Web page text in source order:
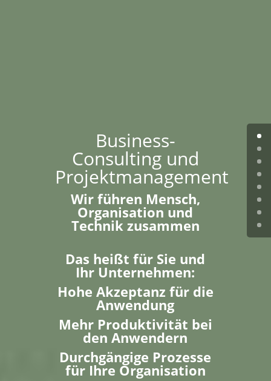
Business-
Consulting und
Projektmanagement
Wir führen Mensch,
Organisation und
Technik zusammen
Das heißt für Sie und
Ihr Unternehmen:
Hohe Akzeptanz für die
Anwendung
Mehr Produktivität bei
den Anwendern
Durchgängige Prozesse
für Ihre Organisation